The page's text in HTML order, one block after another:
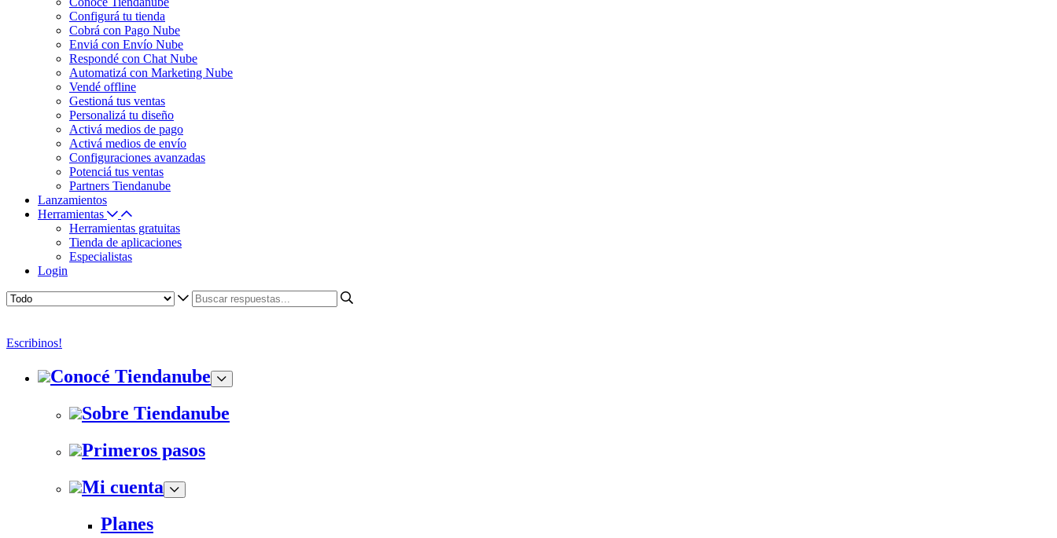
Configurá tu tienda
Cobrá con Pago Nube
Enviá con Envío Nube
Respondé con Chat Nube
Automatizá con Marketing Nube
Vendé offline
Gestioná tus ventas
Personalizá tu diseño
Activá medios de pago
Activá medios de envío
Configuraciones avanzadas
Potenciá tus ventas
Partners Tiendanube
Lanzamientos
Herramientas
Herramientas gratuitas
Tienda de aplicaciones
Especialistas
Login
Escribinos!
Conocé Tiendanube
Sobre Tiendanube
Primeros pasos
Mi cuenta
Planes